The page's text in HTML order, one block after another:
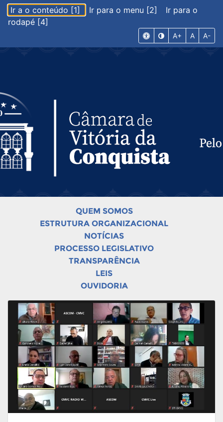
Ir a o conteúdo [1] Ir para o menu [2]
Ir para o
rodapé [4]
A+ A A-
QUEM SOMOS
ESTRUTURA ORGANIZACIONAL
NOTÍCIAS
PROCESSO LEGISLATIVO
TRANSPARÊNCIA
LEIS
OUVIDORIA